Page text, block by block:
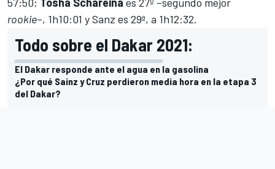
rookie–, 1h10:01 y Sanz es 29ª, a 1h12:32.
Todo sobre el Dakar 2021:
El Dakar responde ante el agua en la gasolina
¿Por qué Sainz y Cruz perdieron media hora en la etapa 3
del Dakar?